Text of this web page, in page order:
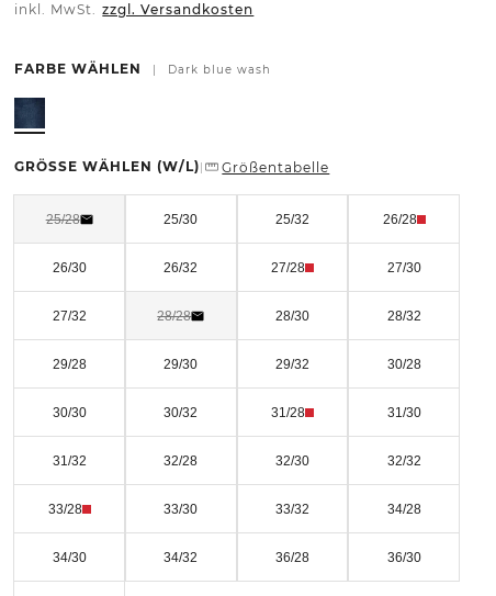
inkl. MwSt. zzgl. Versandkosten
FARBE WÄHLEN | Dark blue wash
GRÖSSE WÄHLEN (W/L)| Größentabelle
25/28 25/30 25/32 26/28
26/30 26/32 27/28 27/30
27/32 28/28 28/30 28/32
29/28 29/30 29/32 30/28
30/30 30/32 31/28 31/30
31/32 32/28 32/30 32/32
33/28 33/30 33/32 34/28
34/30 34/32 36/28 36/30